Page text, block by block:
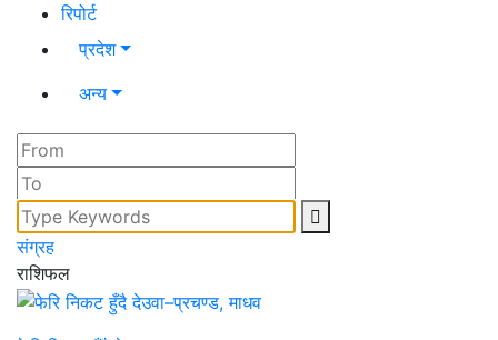
रिपोर्ट
प्रदेश
अन्य
संग्रह
राशिफल